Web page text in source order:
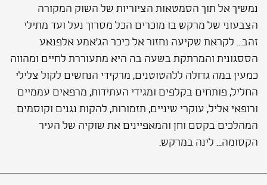
נמשיך אל תוך הסמטאות הציוריות של השוק המקורה
הצבעוני של מרקש בו מוכרים הכל מסרוך נעל ועד מתילי
זהב... לקראת שקיעה נחזור אל כיכר הג'אמע אלפנאע
הססגונית והמרתקת בשעה בה היא מתעוררת לחיים ומהווה
כמעין במה גדולה ללהטוטנים, מרקידי הנחשים לקול צלילי
החליל, פותחים בקלפים ומגידי העתידות, מרפאים עממיים
ורופאי אליל, עוקרי שיניים, תזמורות, להקות נגנים וקוסמים
המהלכים בקסם וחן והמאפיינים את שוקיה של העיר
הקסומה... לינה במרקש.